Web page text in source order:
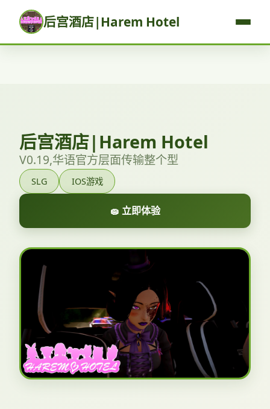
后宫酒店|Harem Hotel
后宫酒店|Harem Hotel
V0.19,华语官方层面传输整个型
SLG IOS游戏
🧽 立即体验